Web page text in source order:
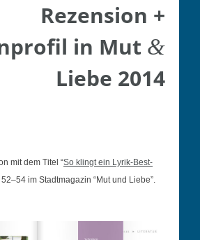
Rezension +
in Mut &
Liebe 2014
mit dem Titel “So klingt ein Lyrik-Best­
52–54 im Stadt­magazin “Mut und Liebe”.